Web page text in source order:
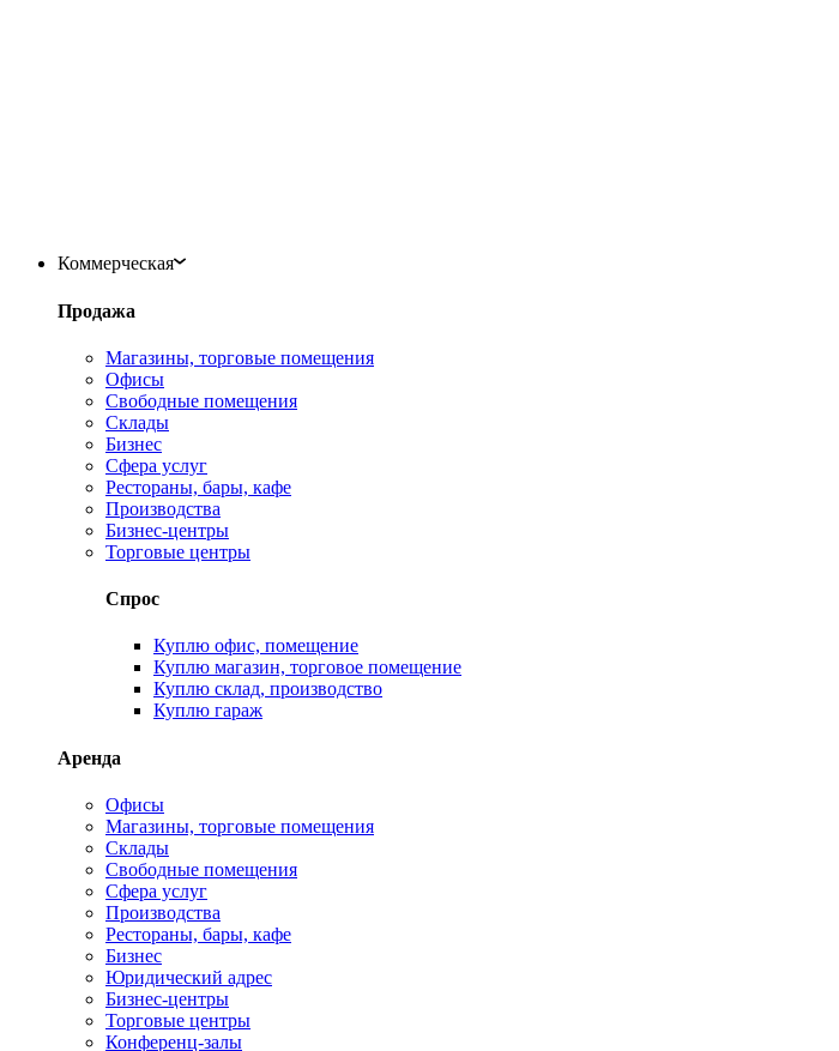
Коммерческая
Продажа
Магазины, торговые помещения
Офисы
Свободные помещения
Склады
Бизнес
Сфера услуг
Рестораны, бары, кафе
Производства
Бизнес-центры
Торговые центры
Спрос
Куплю офис, помещение
Куплю магазин, торговое помещение
Куплю склад, производство
Куплю гараж
Аренда
Офисы
Магазины, торговые помещения
Склады
Свободные помещения
Сфера услуг
Производства
Рестораны, бары, кафе
Бизнес
Юридический адрес
Бизнес-центры
Торговые центры
Конференц-залы